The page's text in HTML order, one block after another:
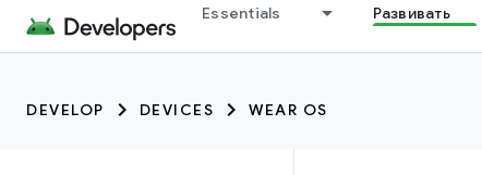
Essentials Развивать
DEVELOP DEVICES WEAR OS